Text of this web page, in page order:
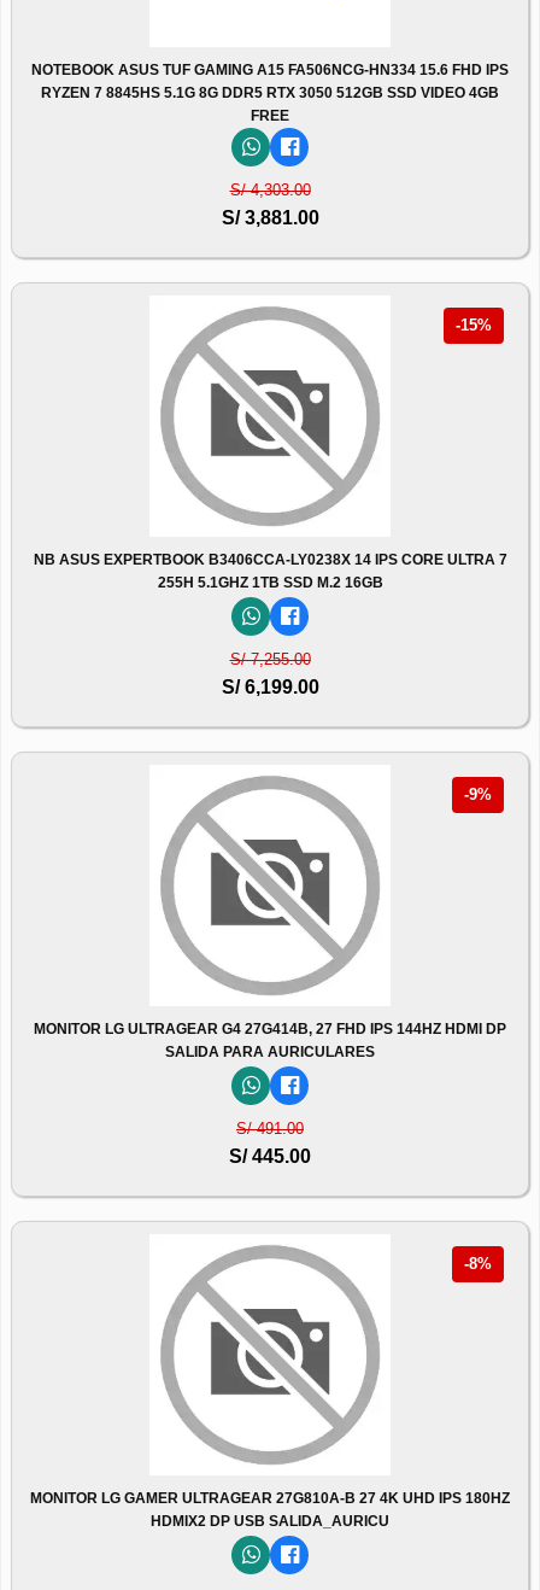
NOTEBOOK ASUS TUF GAMING A15 FA506NCG-HN334 15.6 FHD IPS
RYZEN 7 8845HS 5.1G 8G DDR5 RTX 3050 512GB SSD VIDEO 4GB
FREE
S/ 4,303.00
S/ 3,881.00
-15%
NB ASUS EXPERTBOOK B3406CCA-LY0238X 14 IPS CORE ULTRA 7
255H 5.1GHZ 1TB SSD M.2 16GB
S/ 7,255.00
S/ 6,199.00
-9%
MONITOR LG ULTRAGEAR G4 27G414B, 27 FHD IPS 144HZ HDMI DP
SALIDA PARA AURICULARES
S/ 491.00
S/ 445.00
-8%
MONITOR LG GAMER ULTRAGEAR 27G810A-B 27 4K UHD IPS 180HZ
HDMIX2 DP USB SALIDA_AURICU